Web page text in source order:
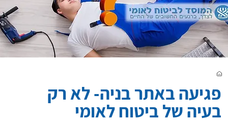
פגיעה באתר בניה- לא רק
בעיה של ביטוח לאומי